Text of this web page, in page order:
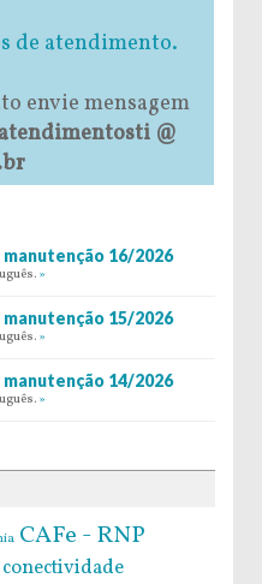
de atendimento.
envie mensagem
atendimentosti @
16/2026
»
15/2026
»
14/2026
»
CAFe - RNP
conectividade